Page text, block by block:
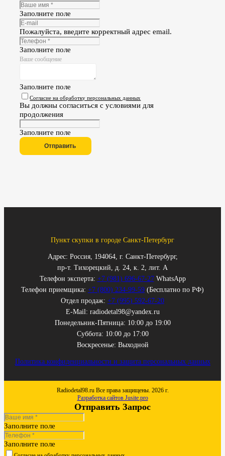
Заполните поле
Пожалуйста, введите корректный адрес email.
Заполните поле
Ваше сообщение
Заполните поле
Согласие на обработку персональных данных
Вы должны согласиться с условиями для
продолжения
Заполните поле
Отправить
Пункт скупки в городе Санкт-Петербург
Адрес: Россия, 194064, г. Санкт-Петербург,
пр-т. Тихорецкий, д. 24, к. 2, лит. А
Телефон эксперта: +7 (981) 696-67-27WhatsApp
Телефон приемщика: +7 (800) 234-99-59 (Бесплатно по РФ)
Отдел продаж: +7 (995) 592-67-20
E-Mail: radiodetal98@yandex.ru
Понедельник-Пятница: 10:00 до 19:00
Суббота: 10:00 до 17:00
Воскресенье: Выходной
Политика конфиденциальности и защита персональных данных
Radiodetal98.ru Все права защищены. 2026 г.
Разработка сайтов Jusite.pro
Отправить Запрос
Заполните поле
Заполните поле